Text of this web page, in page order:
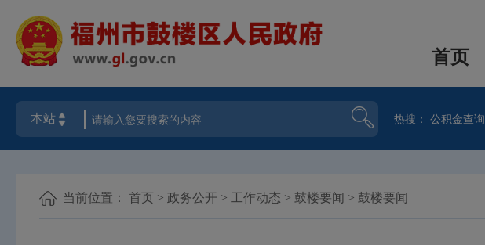
首页
热搜：公积金查询
当前位置： 首页 > 政务公开 > 工作动态 > 鼓楼要闻 > 鼓楼要闻